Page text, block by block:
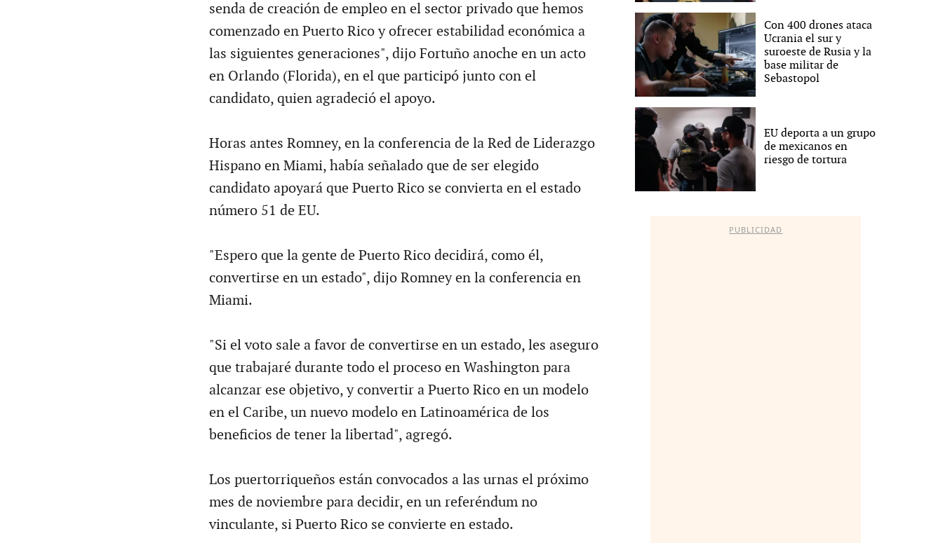
senda de creación de empleo en el sector privado que hemos
comenzado en Puerto Rico y ofrecer estabilidad económica a
las siguientes generaciones", dijo Fortuño anoche en un acto
en Orlando (Florida), en el que participó junto con el
candidato, quien agradeció el apoyo.
Horas antes Romney, en la conferencia de la Red de Liderazgo
Hispano en Miami, había señalado que de ser elegido
candidato apoyará que Puerto Rico se convierta en el estado
número 51 de EU.
"Espero que la gente de Puerto Rico decidirá, como él,
convertirse en un estado", dijo Romney en la conferencia en
Miami.
"Si el voto sale a favor de convertirse en un estado, les aseguro
que trabajaré durante todo el proceso en Washington para
alcanzar ese objetivo, y convertir a Puerto Rico en un modelo
en el Caribe, un nuevo modelo en Latinoamérica de los
beneficios de tener la libertad", agregó.
Los puertorriqueños están convocados a las urnas el próximo
mes de noviembre para decidir, en un referéndum no
vinculante, si Puerto Rico se convierte en estado.
Con 400 drones ataca
Ucrania el sur y
suroeste de Rusia y la
base militar de
Sebastopol
EU deporta a un grupo
de mexicanos en
riesgo de tortura
PUBLICIDAD